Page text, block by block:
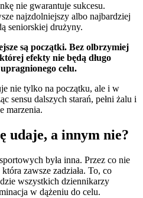
nie gwarantuje sukcesu.
najzdolniejszy albo najbardziej
seniorskiej drużyny.
są początki. Bez olbrzymiej
efekty nie będą długo
celu.
nie tylko na początku, ale i w
sensu dalszych starań, pełni żalu i
marzenia.
udaje, a innym nie?
była inna. Przez co nie
zawsze zadziała. To, co
wszystkich dziennikarzy
w dążeniu do celu.